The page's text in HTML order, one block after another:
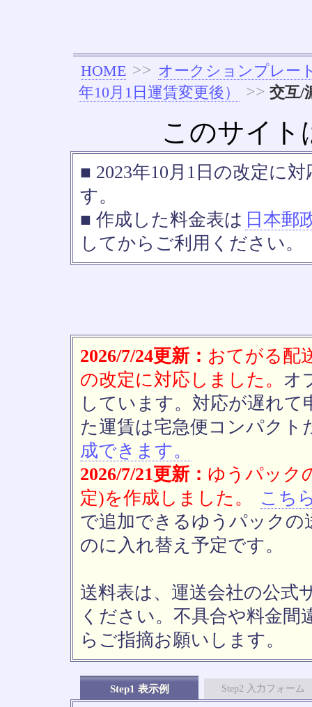
HOME >> オークションプレー
年10月1日運賃変更後）
>> 交互/
このサイト
■ 2023年10月1日の改定に
す。
■ 作成した料金表は 日本郵
してからご利用ください。
2026/7/24更新： おてがる配
の改定に対応しました。 オ
しています。対応が遅れ
た運賃は宅急便コンパクト
成できます。
2026/7/21更新： ゆうパック
定)を作成しました。
こち
で追加できるゆうパックの
のに入れ替え予定です。
送料表は、運送会社の公式
ください。不具合や料金間
らご指摘お願いします。
Step1 表示例 Step2 入力フォーム